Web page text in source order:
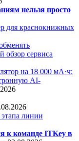
нельзя просто
для краснокнижных
обзор сервиса
на 18 000 мА·ч:
AI-
этапа линии
к команде ITKey в